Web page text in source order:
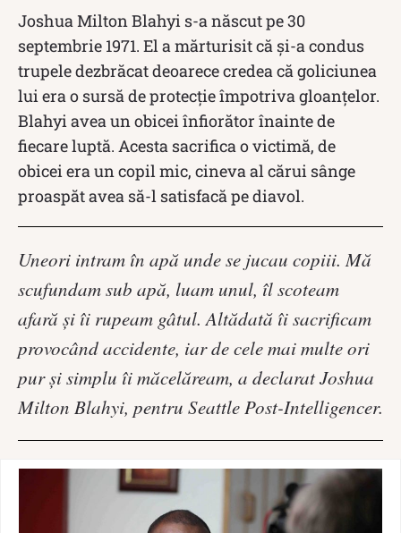
Joshua Milton Blahyi s-a născut pe 30
septembrie 1971. El a mărturisit că și-a condus
trupele dezbrăcat deoarece credea că goliciunea
lui era o sursă de protecție împotriva gloanțelor.
Blahyi avea un obicei înfiorător înainte de
fiecare luptă. Acesta sacrifica o victimă, de
obicei era un copil mic, cineva al cărui sânge
proaspăt avea să-l satisfacă pe diavol.
Uneori intram în apă unde se jucau copiii. Mă
scufundam sub apă, luam unul, îl scoteam
afară și îi rupeam gâtul. Altădată îi sacrificam
provocând accidente, iar de cele mai multe ori
pur și simplu îi măcelăream, a declarat Joshua
Milton Blahyi, pentru Seattle Post-Intelligencer.